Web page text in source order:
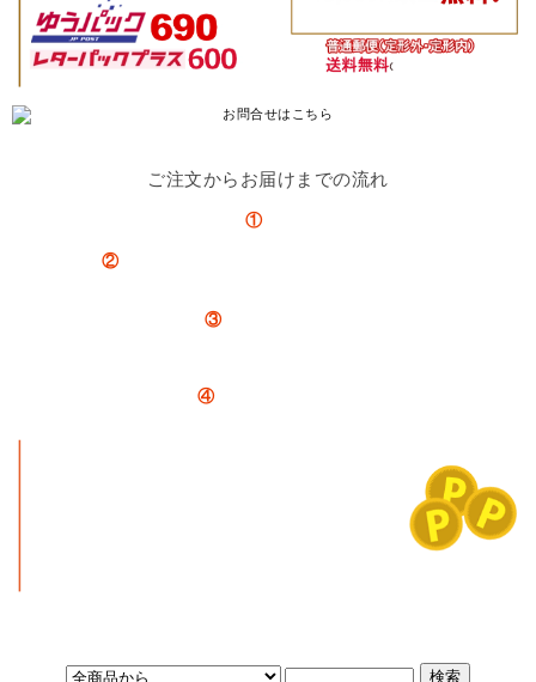
ご注文からお届けまでの流れ
①注文
②
③お支払い手続き。
④商品発送。ご納品。